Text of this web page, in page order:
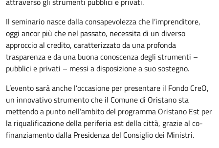
Il seminario nasce dalla consapevolezza che l’imprenditore,
oggi ancor più che nel passato, necessita di un diverso
approccio al credito, caratterizzato da una profonda
trasparenza e da una buona conoscenza degli strumenti –
pubblici e privati – messi a disposizione a suo sostegno.
L’evento sarà anche l’occasione per presentare il Fondo CreO,
un innovativo strumento che il Comune di Oristano sta
mettendo a punto nell’ambito del programma Oristano Est per
la riqualificazione della periferia est della città, grazie al co-
finanziamento dalla Presidenza del Consiglio dei Ministri.